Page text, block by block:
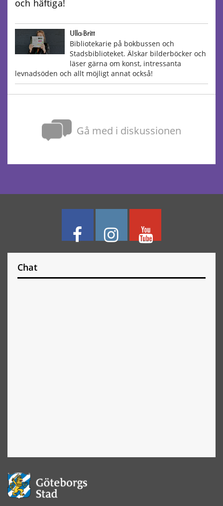
och häftiga!
Ulla-Britt
Bibliotekarie på bokbussen och
Stadsbiblioteket. Älskar bilderböcker och
läser gärna om konst, intressanta
levnadsöden och allt möjligt annat också!
Gå med i diskussionen
Chat